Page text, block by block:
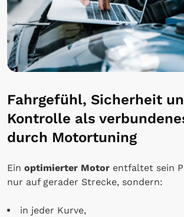
Fahrgefühl, Sicherheit
Kontrolle als
durch Motortuning
Ein optimierter Motor entfaltet sein
nur auf gerader Strecke, sondern:
in jeder Kurve,